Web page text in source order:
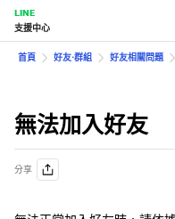
LINE
支援中心
首頁 好友⋅群組 好友相關問題
無法加入好友
分享